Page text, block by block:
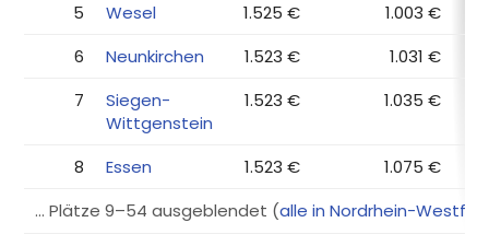
5
Wesel 1.525 €
1.003 €
6
Neunkirchen 1.523 €
1.031 €
7
Siegen-
Wittgenstein
1.523 € 1.035 €
8 Essen 1.523 €
1.075 €
… Plätze 9–54 ausgeblendet (alle in Nordrhein-